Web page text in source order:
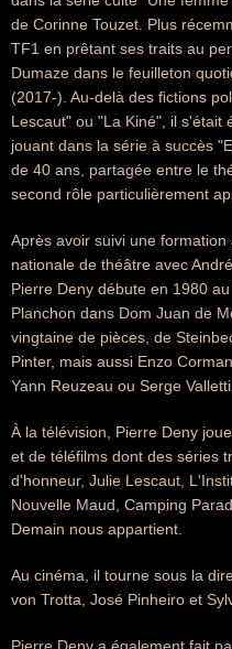
de Corinne Touzet. Plus
TF1 en prêtant ses traits au
Dumaze dans le feuilleton
(2017-). Au-delà des fictions
Lescaut" ou "La Kiné", il s'était
jouant dans la série à succès
de 40 ans, partagée entre le
second rôle particulièrement
Après avoir suivi une
nationale de théâtre avec
Pierre Deny débute en 1980
Planchon dans Dom Juan de
vingtaine de pièces, de
Pinter, mais aussi Enzo
Yann Reuzeau ou Serge Valletti.
À la télévision, Pierre Deny
et de téléfilms dont des séries
d'honneur, Julie Lescaut,
Nouvelle Maud, Camping
Demain nous appartient.
Au cinéma, il tourne sous la
von Trotta, José Pinheiro et